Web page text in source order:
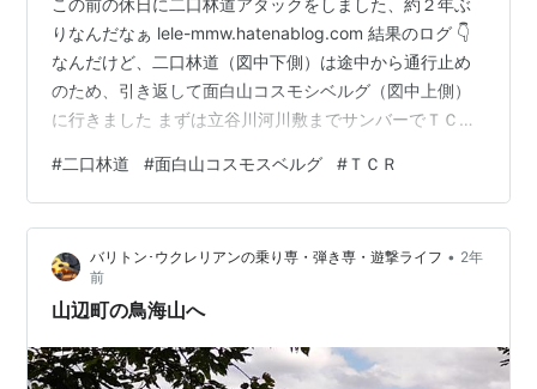
りなんだなぁ lele-mmw.hatenablog.com 結果のログ 👇
なんだけど、二口林道（図中下側）は途中から通行止め
のため、引き返して面白山コスモシベルグ（図中上側）
に行きました まずは立谷川河川敷までサンバーでＴＣＲ
山寺入りします 二口林道に入ってまず最初の「通行止
め」の表示ですけど、先の県境ゲートまでいけるは
ず・・ 更に進むと・・ あれま、高沢馬形ゲートで完全通
行止めですよ・・ チャリなので、絶対に行けない訳では
ないんですけどね、でも止めときます（笑 ここから帰宅
するのも不完燃…
#二口林道 #面白山コスモスベルグ #ＴＣＲ
バリトン･ウクレリアンの乗り専・弾き専・遊撃ライフ • 2年
前
山辺町の鳥海山へ